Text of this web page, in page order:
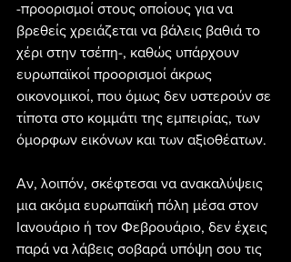
-προορισμοί στους οποίους για να
βρεθείς χρειάζεται να βάλεις βαθιά το
χέρι στην τσέπη-, καθώς υπάρχουν
ευρωπαϊκοί προορισμοί άκρως
οικονομικοί, που όμως δεν υστερούν σε
τίποτα στο κομμάτι της εμπειρίας, των
όμορφων εικόνων και των αξιοθέατων.
Αν, λοιπόν, σκέφτεσαι να ανακαλύψεις
μια ακόμα ευρωπαϊκή πόλη μέσα στον
Ιανουάριο ή τον Φεβρουάριο, δεν έχεις
παρά να λάβεις σοβαρά υπόψη σου τις